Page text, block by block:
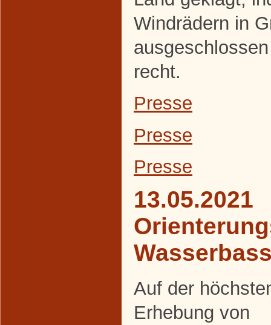
Windrädern in
recht.
Presse
Presse
Presse
13.05.2021
Auf der
Erhebung von